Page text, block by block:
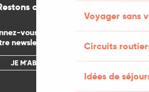
Voyager sans
Circuits
Idées de
connectés
vous gratuitement
newsletter mensuelle
JE M'ABONNE